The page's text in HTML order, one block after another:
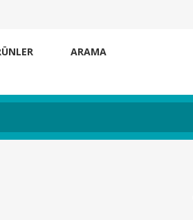
ARAMA